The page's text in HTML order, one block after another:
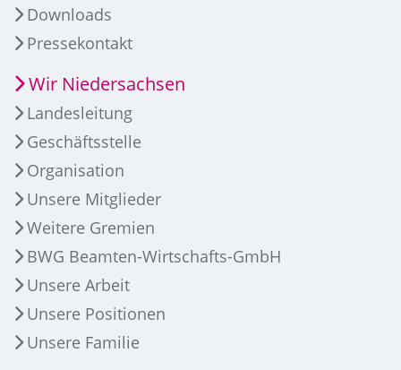
Downloads
Pressekontakt
Wir Niedersachsen
Landesleitung
Geschäftsstelle
Organisation
Unsere Mitglieder
Weitere Gremien
BWG Beamten-Wirtschafts-GmbH
Unsere Arbeit
Unsere Positionen
Unsere Familie